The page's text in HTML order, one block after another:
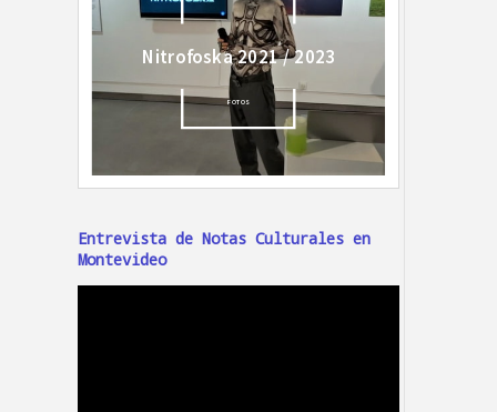
Entrevista de Notas Culturales en
Montevideo